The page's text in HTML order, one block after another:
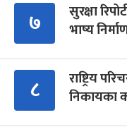
७
सुरक्षा
भाष्य
८
राष्ट्रिय
निकायका